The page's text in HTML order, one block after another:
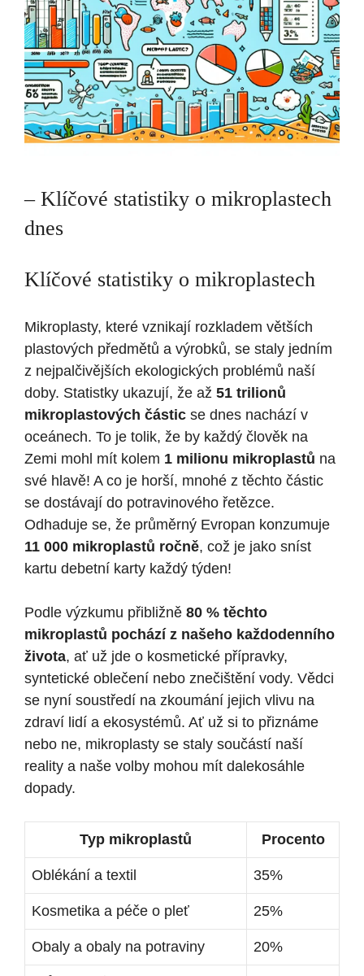
– Klíčové statistiky o mikroplastech
dnes
Klíčové statistiky o mikroplastech
Mikroplasty, které vznikají rozkladem větších
plastových předmětů a výrobků, se staly jedním
z nejpalčivějších ekologických problémů naší
doby. Statistky ukazují, že až 51 trilionů
mikroplastových částic se dnes nachází v
oceánech. To je tolik, že by každý člověk na
Zemi mohl mít kolem 1 milionu mikroplastů na
své hlavě! A co je horší, mnohé z těchto částic
se dostávají do potravinového řetězce.
Odhaduje se, že průměrný Evropan konzumuje
11 000 mikroplastů ročně, což je jako sníst
kartu debetní karty každý týden!
Podle výzkumu přibližně 80 % těchto
mikroplastů pochází z našeho každodenního
života, ať už jde o kosmetické přípravky,
syntetické oblečení nebo znečištění vody. Vědci
se nyní soustředí na zkoumání jejich vlivu na
zdraví lidí a ekosystémů. Ať už si to přiznáme
nebo ne, mikroplasty se staly součástí naší
reality a naše volby mohou mít dalekosáhle
dopady.
Typ mikroplastů Procento
Oblékání a textil 35%
Kosmetika a péče o pleť 25%
Obaly a obaly na potraviny 20%